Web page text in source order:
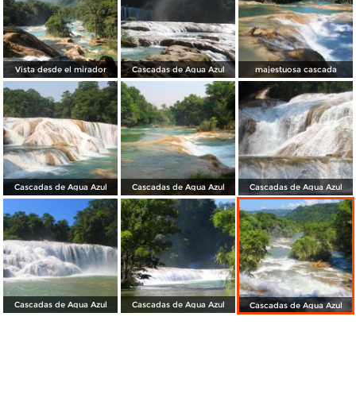
Vista desde el mirador Cascadas de Agua Azul majestuosa cascada
Cascadas de Agua Azul Cascadas de Agua Azul Cascadas de Agua Azul
Cascadas de Agua Azul Cascadas de Agua Azul Cascadas de Agua Azul